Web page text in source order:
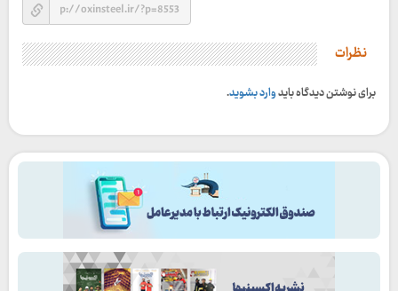
نظرات
برای نوشتن دیدگاه بایدوارد بشوید.